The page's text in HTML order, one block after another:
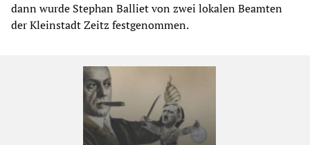
dann wurde Stephan Balliet von zwei lokalen Beamten
der Kleinstadt Zeitz festgenommen.